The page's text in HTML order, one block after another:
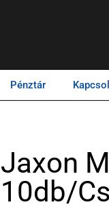
Pénztár
Jaxon
10db/cs